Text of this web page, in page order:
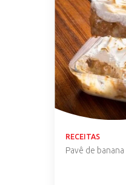
RECEITAS
Pavê de banana